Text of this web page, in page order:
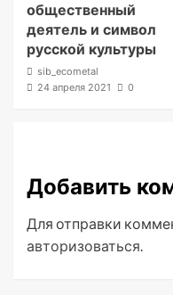
общественный
деятель и символ
русской культуры
sib_ecometal
24 апреля 2021
0
Добавить
Для отправки
авторизоваться.